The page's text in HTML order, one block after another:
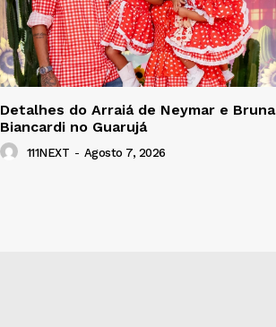
Detalhes do Arraiá de Neymar e Bruna
Biancardi no Guarujá
111NEXT - Agosto 7, 2026